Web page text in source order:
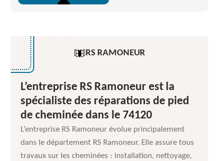
RS RAMONEUR
L’entreprise RS Ramoneur est la
spécialiste des réparations de pied
de cheminée dans le 74120
L’entreprise RS Ramoneur évolue principalement
dans le département RS Ramoneur. Elle assure tous
travaux sur les cheminées : installation, nettoyage,